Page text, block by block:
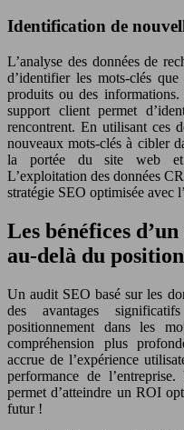
Identification de
L’analyse des données de
d’identifier les mots-clés
produits ou des informations.
support client permet
rencontrent. En utilisant ces
nouveaux mots-clés à cibler
la portée du site web et
L’exploitation des données
stratégie SEO optimisée avec
Les bénéfices
au-delà du
Un audit SEO basé sur les
des avantages
positionnement dans les
compréhension plus
accrue de l’expérience
performance de
permet d’atteindre un ROI
futur !